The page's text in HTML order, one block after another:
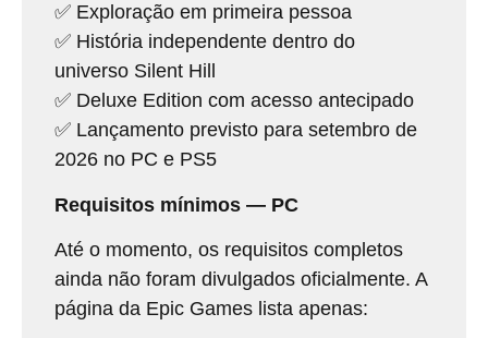
✅ Exploração em primeira pessoa
✅ História independente dentro do
universo Silent Hill
✅ Deluxe Edition com acesso antecipado
✅ Lançamento previsto para setembro de
2026 no PC e PS5
Requisitos mínimos — PC
Até o momento, os requisitos completos
ainda não foram divulgados oficialmente. A
página da Epic Games lista apenas: